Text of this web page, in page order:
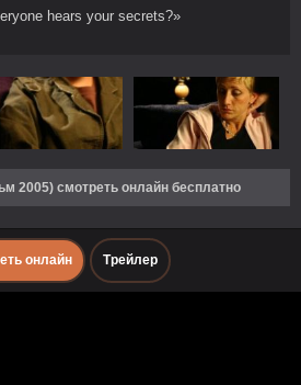
hears your secrets?»
2005) смотреть онлайн бесплатно
онлайн Трейлер